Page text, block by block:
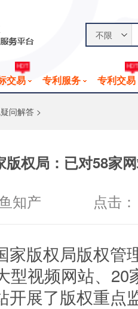
不限
交易
HOT
专利服务 专利交易
HOT
问解答 >
版权局：已对58家
知产
点击：
版权局版权管
型视频网站、
开展了版权重点